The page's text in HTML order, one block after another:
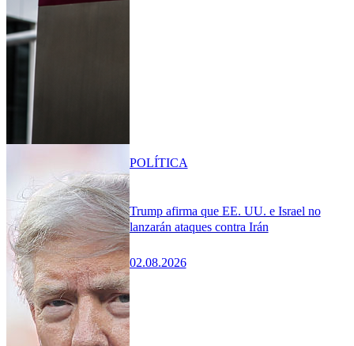
Trump afirma que EE. UU. e Israel no
lanzarán ataques contra Irán
02.08.2026
POLÍTICA